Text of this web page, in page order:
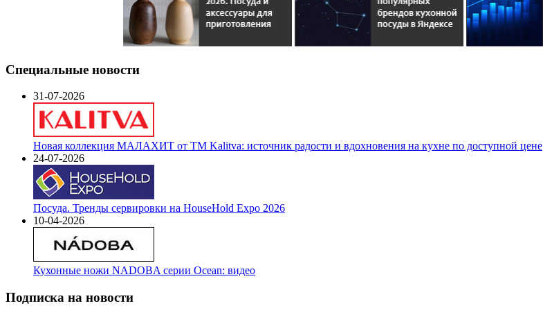
Специальные новости
31-07-2026
Новая коллекция МАЛАХИТ от ТМ Kalitva: источник радости и вдохновения на кухне по доступной цене
24-07-2026
Посуда. Тренды сервировки на HouseHold Expo 2026
10-04-2026
Кухонные ножи NADOBA серии Ocean: видео
Подписка на новости